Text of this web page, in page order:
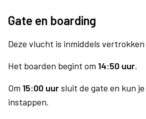
Gate en boarding
Deze vlucht is inmiddels
Het boarden begint om 14:50 uur.
Om 15:00 uursluit de gate en kun
instappen.